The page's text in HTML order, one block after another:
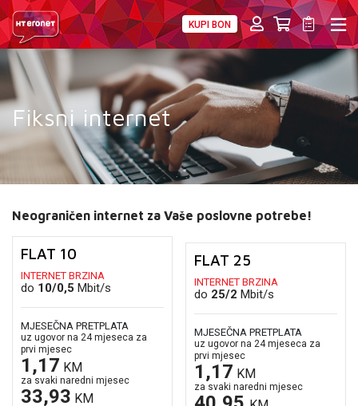
KUPI BON
PRIVATNI DIGITALNA RJEŠENJA HT ERONET
MOBILNA
FIKSNA
PRIJENOS PODATAKA
AKCIJE
MOJ PROFIL
E-RAČUN
PODRŠKA
TELEFONSKI IMENIK
Fiksni internet
Neograničen internet za Vaše poslovne potrebe!
FLAT 10
INTERNET BRZINA
do 10/0,5 Mbit/s
MJESEČNA PRETPLATA
uz ugovor na 24 mjeseca za
prvi mjesec
1,17 KM
za svaki naredni mjesec
33,93 KM
FLAT 25
INTERNET BRZINA
do 25/2 Mbit/s
MJESEČNA PRETPLATA
uz ugovor na 24 mjeseca za
prvi mjesec
1,17 KM
za svaki naredni mjesec